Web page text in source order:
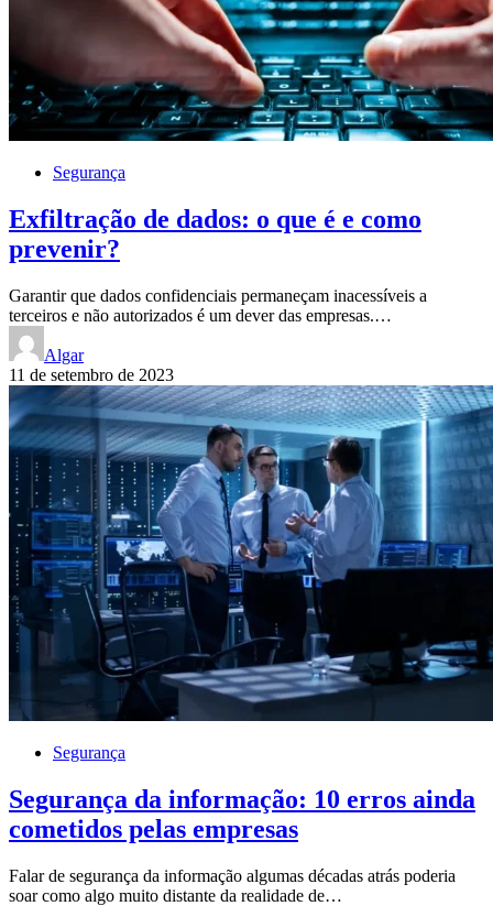
Segurança
Exfiltração de dados: o que é e como
prevenir?
Garantir que dados confidenciais permaneçam inacessíveis a
terceiros e não autorizados é um dever das empresas.…
Algar
11 de setembro de 2023
Segurança
Segurança da informação: 10 erros ainda
cometidos pelas empresas
Falar de segurança da informação algumas décadas atrás poderia
soar como algo muito distante da realidade de…